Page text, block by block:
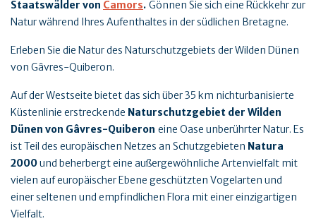
Staatswälder von Camors. Gönnen Sie sich eine Rückkehr zur
Natur während Ihres Aufenthaltes in der südlichen Bretagne.
Erleben Sie die Natur des Naturschutzgebiets der Wilden Dünen
von Gâvres-Quiberon.
Auf der Westseite bietet das sich über 35 km nichturbanisierte
Küstenlinie erstreckende Naturschutzgebiet der Wilden
Dünen von Gâvres-Quiberon eine Oase unberührter Natur. Es
ist Teil des europäischen Netzes an Schutzgebieten Natura
2000und beherbergt eine außergewöhnliche Artenvielfalt mit
vielen auf europäischer Ebene geschützten Vogelarten und
einer seltenen und empfindlichen Flora mit einer einzigartigen
Vielfalt.